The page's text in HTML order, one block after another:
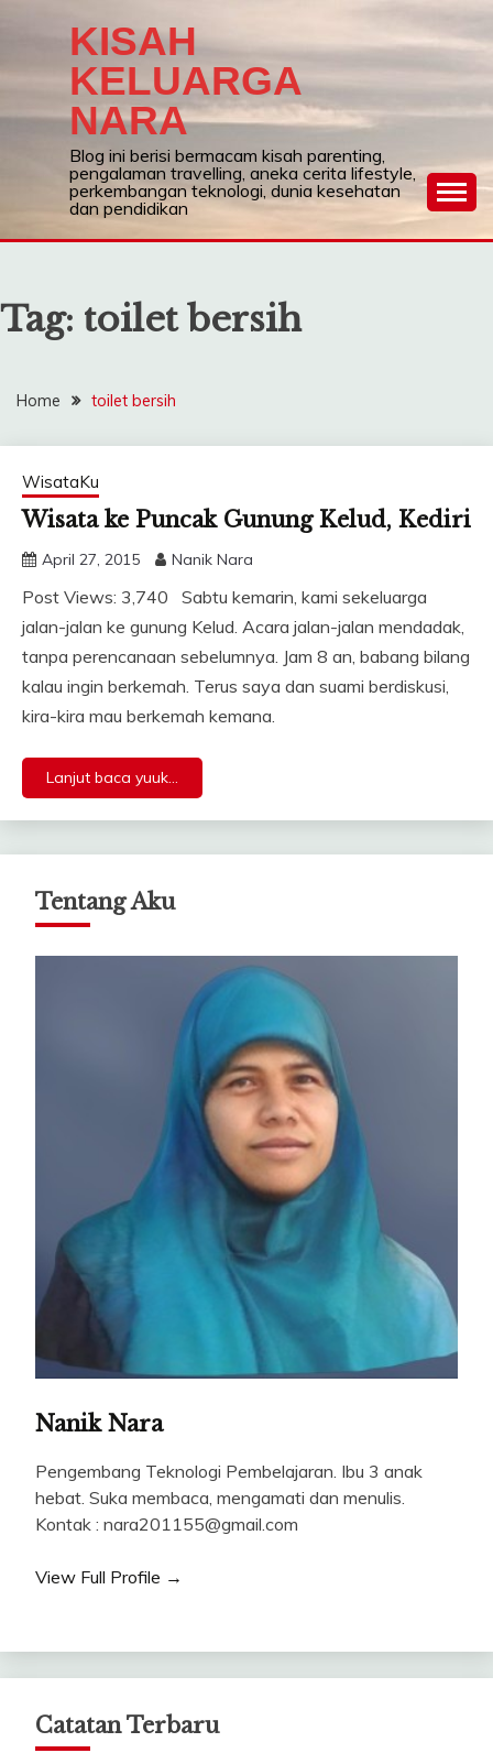
KISAH
KELUARGA
NARA
Blog ini berisi bermacam kisah parenting,
pengalaman travelling, aneka cerita lifestyle,
perkembangan teknologi, dunia kesehatan
dan pendidikan
Tag: toilet bersih
Home toilet bersih
WisataKu
Wisata ke Puncak Gunung Kelud, Kediri
April 27, 2015 Nanik Nara
Post Views: 3,740 Sabtu kemarin, kami sekeluarga
jalan-jalan ke gunung Kelud. Acara jalan-jalan mendadak,
tanpa perencanaan sebelumnya. Jam 8 an, babang bilang
kalau ingin berkemah. Terus saya dan suami berdiskusi,
kira-kira mau berkemah kemana.
Lanjut baca yuuk...
Tentang Aku
Nanik Nara
Pengembang Teknologi Pembelajaran. Ibu 3 anak
hebat. Suka membaca, mengamati dan menulis.
Kontak : nara201155@gmail.com
View Full Profile →
Catatan Terbaru